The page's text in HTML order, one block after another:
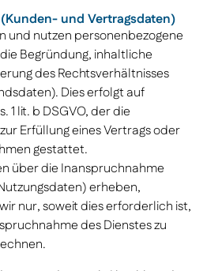
und Vertragsdaten)
und nutzen personenbezogene
Begründung, inhaltliche
des Rechtsverhältnisses
Dies erfolgt auf
1 lit. b DSGVO, der die
Erfüllung eines Vertrags oder
gestattet.
über die Inanspruchnahme
erheben,
nur, soweit dies erforderlich ist,
des Dienstes zu